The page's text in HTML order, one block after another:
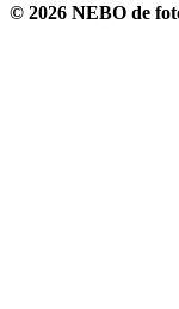
© 2026 NEBO de